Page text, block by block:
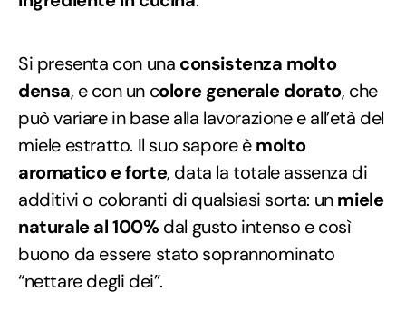
Si presenta con una consistenza molto
densa, e con un colore generale dorato, che
può variare in base alla lavorazione e all’età del
miele estratto. Il suo sapore èmolto
aromatico e forte, data la totale assenza di
additivi o coloranti di qualsiasi sorta: unmiele
naturale al 100% dal gusto intenso e così
buono da essere stato soprannominato
“nettare degli dei”.